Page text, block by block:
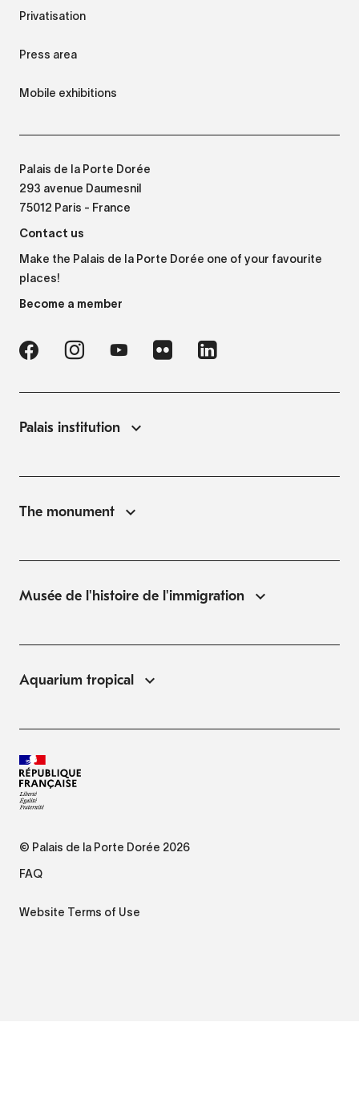
Privatisation
Press area
Mobile exhibitions
Palais de la Porte Dorée
293 avenue Daumesnil
75012 Paris - France
Contact us
Make the Palais de la Porte Dorée one of your favourite
places!
Become a member
Palais institution
The monument
Musée de l'histoire de l'immigration
Aquarium tropical
© Palais de la Porte Dorée 2026
FAQ
Website Terms of Use